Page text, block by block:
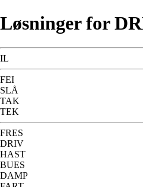
Løsninger for
IL
FEI
SLÅ
TAK
TEK
FRES
DRIV
HAST
BUES
DAMP